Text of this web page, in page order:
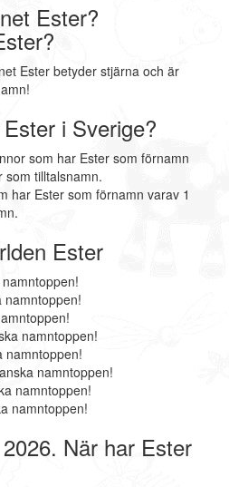
Ester?
Ester betyder stjärna och är
i Sverige?
som har Ester som förnamn
som tilltalsnamn.
har Ester som förnamn varav 1
Ester
namntoppen!
namntoppen!
namntoppen!
namntoppen!
namntoppen!
namntoppen!
När har Ester